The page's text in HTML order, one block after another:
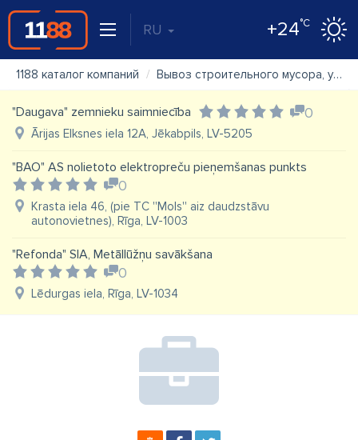
RU +24°C
1188 каталог компаний Вывоз строительного мусора, управление отходами
"Daugava" zemnieku saimniecība 0
Ārijas Elksnes iela 12A, Jēkabpils, LV-5205
"BAO" AS nolietoto elektropreču pieņemšanas punkts
0
Krasta iela 46, (pie TC ''Mols'' aiz daudzstāvu
autonovietnes), Rīga, LV-1003
"Refonda" SIA, Metāllūžņu savākšana
0
Lēdurgas iela, Rīga, LV-1034